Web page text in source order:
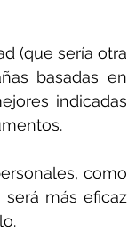
(que sería otra
basadas en
indicadas
como
más eficaz